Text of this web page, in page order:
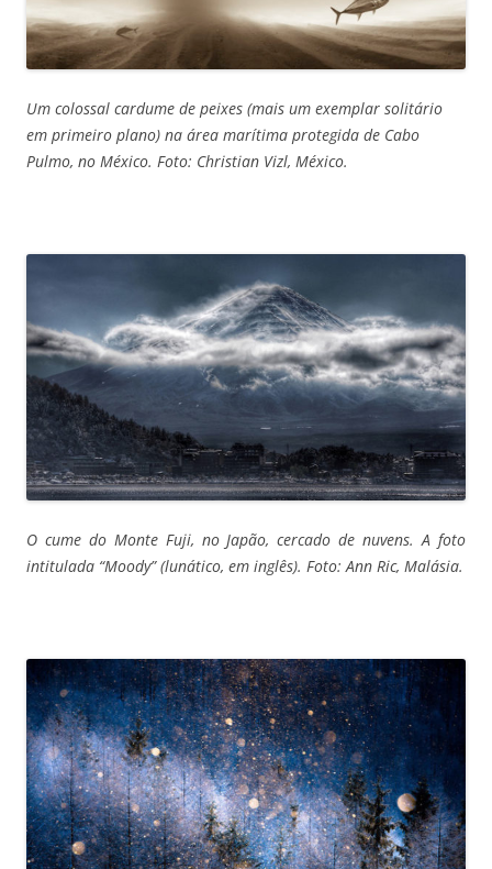
Um colossal cardume de peixes (mais um exemplar solitário
em primeiro plano) na área marítima protegida de Cabo
Pulmo, no México. Foto: Christian Vizl, México.
O cume do Monte Fuji, no Japão, cercado de nuvens. A foto
intitulada “Moody” (lunático, em inglês). Foto: Ann Ric, Malásia.